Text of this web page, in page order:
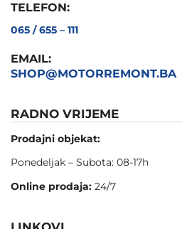
TELEFON:
065 / 655 – 111
EMAIL:
SHOP@MOTORREMONT.BA
RADNO VRIJEME
Prodajni objekat:
Ponedeljak – Subota: 08-17h
Online prodaja: 24/7